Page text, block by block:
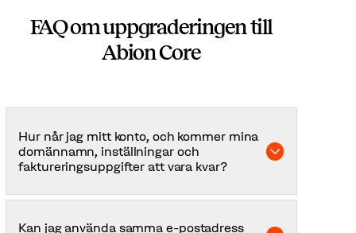
FAQ om uppgraderingen till
Abion Core
Hur når jag mitt konto, och kommer mina
domännamn, inställningar och
faktureringsuppgifter att vara kvar?
Du får inloggningsuppgifter till Abion Core från
Kan jag använda samma e-postadress